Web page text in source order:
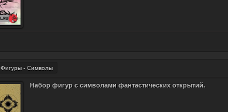
Фигуры - Символы
Набор фигур с символами фантастических открытий.